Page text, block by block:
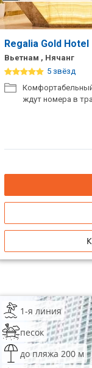
Regalia Gold Hotel
Вьетнам , Нячанг
5 звёзд
ждут номера в
1-я линия
песок
до пляжа 200 м